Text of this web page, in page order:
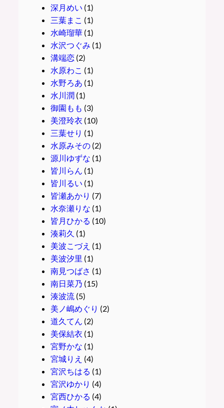
深月めい (1)
三葉まこ (1)
水崎瑠華(1)
水沢つぐみ (1)
溝端恋(2)
水原わこ (1)
水野ろあ (1)
水川潤(1)
御園もも (3)
美澄玲衣 (10)
三葉せり (1)
水原みその(2)
源川ゆずな (1)
皆川らん (1)
皆川るい (1)
皆瀬あかり (7)
水奈瀬りな (1)
皆月ひかる (10)
湊莉久 (1)
美波こづえ (1)
美波汐里 (1)
南見つばさ (1)
南日菜乃 (15)
湊波流 (5)
美ノ嶋めぐり (2)
道久てん (2)
美保結衣 (1)
宮野かな (1)
宮城りえ (4)
宮沢ちはる (1)
宮沢ゆかり (4)
宮西ひかる (4)